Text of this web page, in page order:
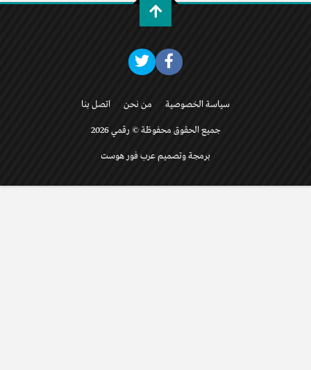
سياسة الخصوصية من نحن اتصل بنا
جميع الحقوق محفوظة © رقمي 2026
برمجة وتصميم عرب فور هوست